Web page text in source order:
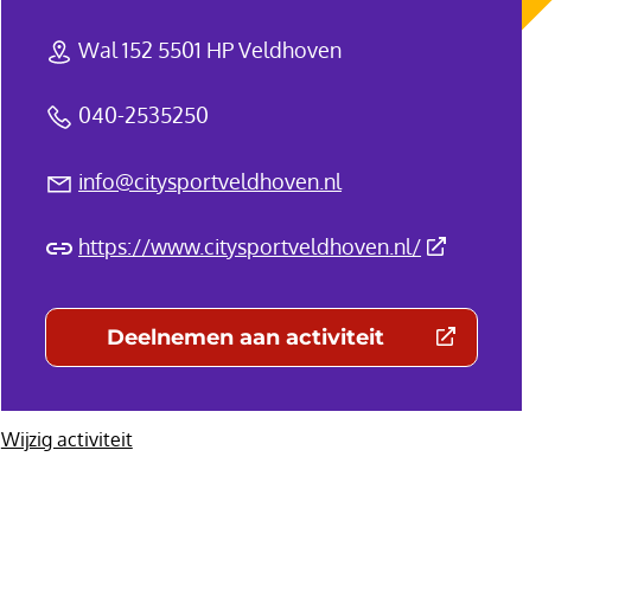
Wal 152 5501 HP Veldhoven
040-2535250
info@citysportveldhoven.nl
https://www.citysportveldhoven.nl/(Deze link gaat naar
Deelnemen aan activiteit
(Deze link gaat naar een externe
Wijzig activiteit